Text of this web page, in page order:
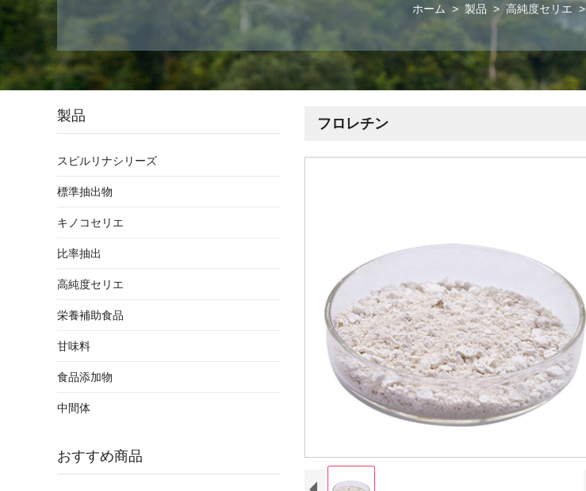
ホーム > 製品 > 高純度セリエ >
フロレチン
製品
スピルリナシリーズ
標準抽出物
キノコセリエ
比率抽出
高純度セリエ
栄養補助食品
甘味料
食品添加物
中間体
おすすめ商品